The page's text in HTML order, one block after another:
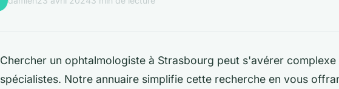
Chercher un ophtalmologiste à Strasbourg peut s'avérer complexe
spécialistes. Notre annuaire simplifie cette recherche en vous